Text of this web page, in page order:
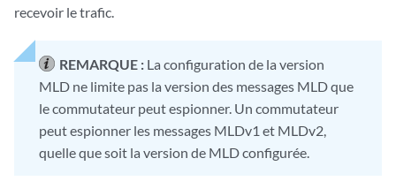
recevoir le trafic.
REMARQUE : La configuration de la version
MLD ne limite pas la version des messages MLD que
le commutateur peut espionner. Un commutateur
peut espionner les messages MLDv1 et MLDv2,
quelle que soit la version de MLD configurée.